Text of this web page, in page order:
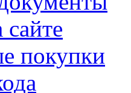
покупки